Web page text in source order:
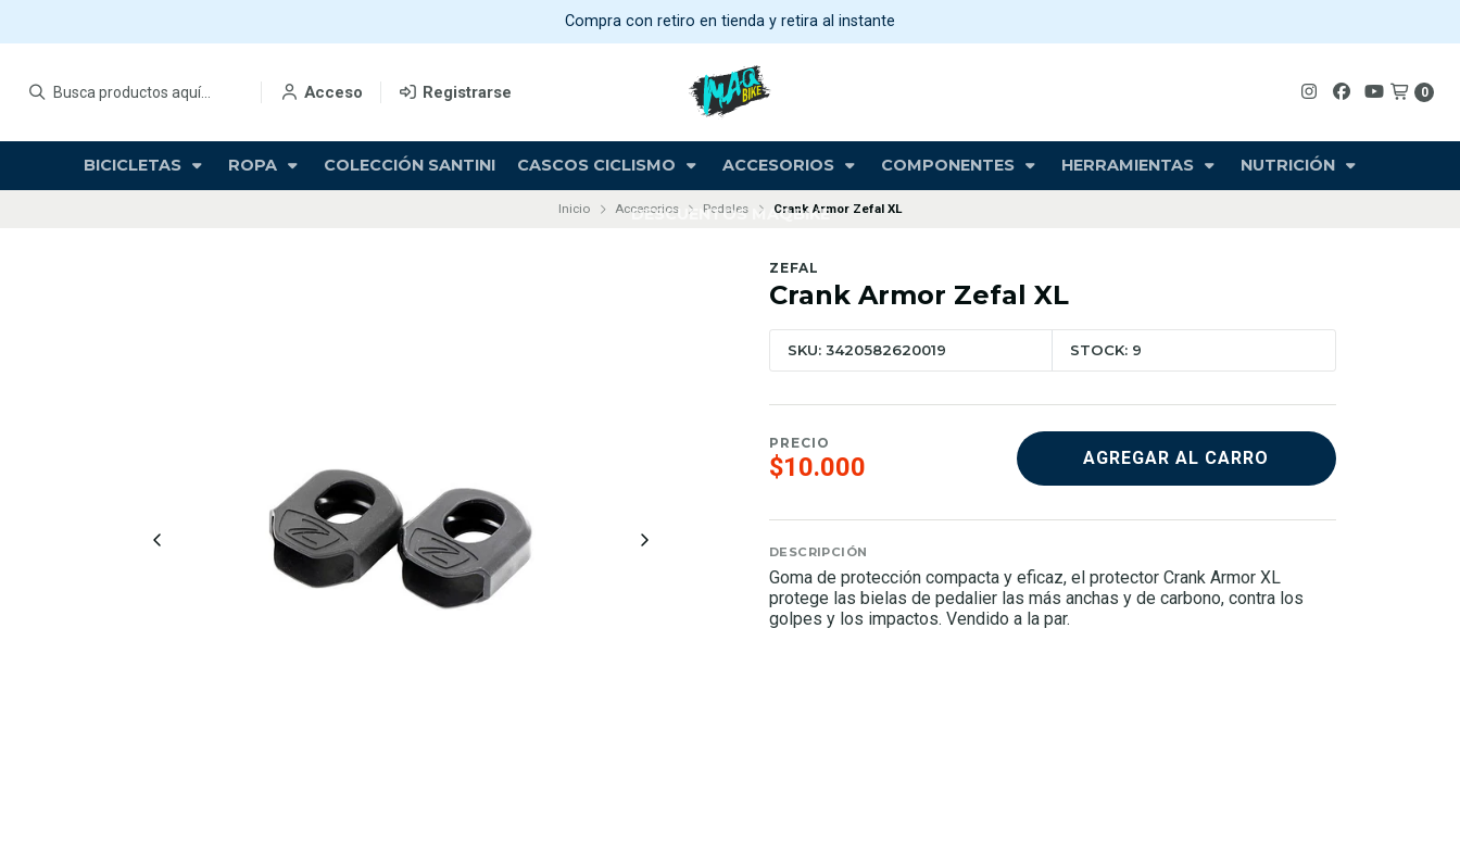
Acceso Registrarse 0
BICICLETAS ROPA COLECCIÓN SANTINI CASCOS CICLISMO ACCESORIOS COMPONENTES HERRAMIENTAS NUTRICIÓN
DESCUENTOS MAQBIKE
Compra con retiro en tienda y retira al instante
Inicio Accesorios Pedales Crank Armor Zefal XL
ZEFAL
Crank Armor Zefal XL
SKU: 3420582620019 STOCK: 9
PRECIO
$10.000 AGREGAR AL CARRO
DESCRIPCIÓN
Goma de protección compacta y eficaz, el protector Crank Armor XL
protege las bielas de pedalier las más anchas y de carbono, contra los
golpes y los impactos. Vendido a la par.